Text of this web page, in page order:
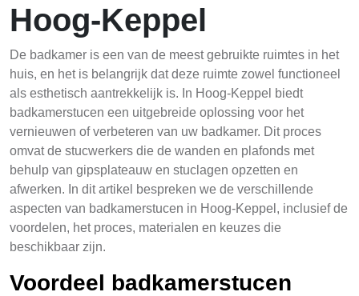
Hoog-Keppel
De badkamer is een van de meest gebruikte ruimtes in het
huis, en het is belangrijk dat deze ruimte zowel functioneel
als esthetisch aantrekkelijk is. In Hoog-Keppel biedt
badkamerstucen een uitgebreide oplossing voor het
vernieuwen of verbeteren van uw badkamer. Dit proces
omvat de stucwerkers die de wanden en plafonds met
behulp van gipsplateauw en stuclagen opzetten en
afwerken. In dit artikel bespreken we de verschillende
aspecten van badkamerstucen in Hoog-Keppel, inclusief de
voordelen, het proces, materialen en keuzes die
beschikbaar zijn.
Voordeel badkamerstucen